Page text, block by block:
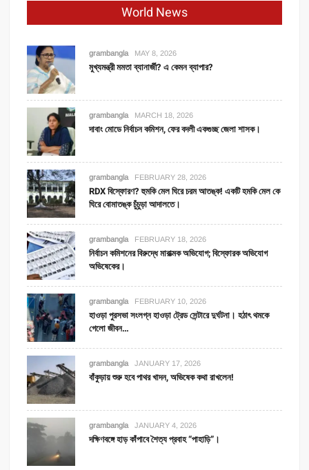
World News
grambangla MAY 8, 2026
মুখ্যমন্ত্রী মমতা ব্যানার্জী? এ কেমন ব্যাপার?
grambangla MARCH 18, 2026
দাবাং মোডে নির্বাচন কমিশন, ফের বদলী একগুচ্ছ জেলা শাসক।
grambangla FEBRUARY 28, 2026
RDX বিস্ফোরণ? হুমকি মেল ঘিরে চরম আতঙ্ক! একটি হমকি মেল কে
ঘিরে বোমাতঙ্ক চুঁচুড়া আদালতে।
grambangla FEBRUARY 18, 2026
নির্বাচন কমিশনের বিরুদ্ধে মারাত্মক অভিযোগ; বিস্ফোরক অভিযোগ
অভিষেকের।
grambangla FEBRUARY 10, 2026
হাওড়া পুরসভা সংলগ্ন হাওড়া ট্রেড সেন্টারে দুর্ঘটনা। হঠাৎ থমকে
গেলো জীবন…
grambangla JANUARY 17, 2026
বাঁকুড়ায় শুরু হবে পাথর খাদন, অভিষেক কথা রাখলেন!
grambangla JANUARY 4, 2026
দক্ষিণবঙ্গে হাড় কাঁপাবে শৈত্য প্রবাহ “পাহাড়ি”।